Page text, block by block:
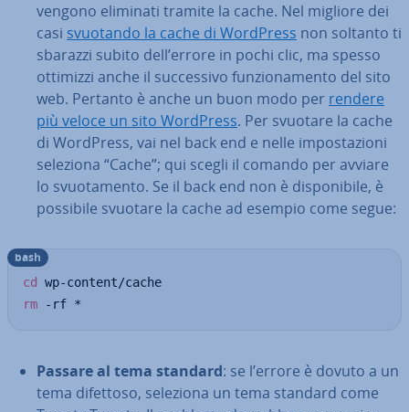
vengono eliminati tramite la cache. Nel migliore dei
casi svuotando la cache di WordPress non soltanto ti
sbarazzi subito dell’errore in pochi clic, ma spesso
ottimizzi anche il suc­ces­si­vo fun­zio­na­men­to del sito
web. Pertanto è anche un buon modo per rendere
più veloce un sito WordPress. Per svuotare la cache
di WordPress, vai nel back end e nelle im­po­sta­zio­ni
seleziona “Cache”; qui scegli il comando per avviare
lo svuo­ta­men­to. Se il back end non è di­spo­ni­bi­le, è
possibile svuotare la cache ad esempio come segue:
cd
rm -rf *
bash
Passare al tema standard: se l’errore è dovuto a un
tema difettoso, seleziona un tema standard come